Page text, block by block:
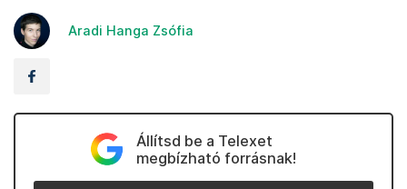
Aradi Hanga Zsófia
Állítsd be a Telexet
megbízható forrásnak!